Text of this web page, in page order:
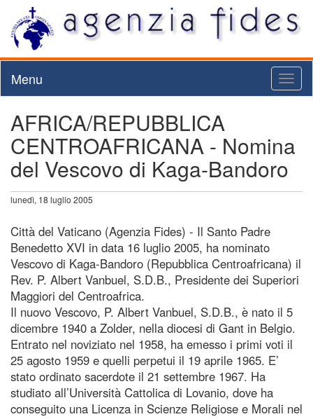
Menu
AFRICA/REPUBBLICA
CENTROAFRICANA - Nomina
del Vescovo di Kaga-Bandoro
lunedì, 18 luglio 2005
Città del Vaticano (Agenzia Fides) - Il Santo Padre
Benedetto XVI in data 16 luglio 2005, ha nominato
Vescovo di Kaga-Bandoro (Repubblica Centroafricana) il
Rev. P. Albert Vanbuel, S.D.B., Presidente dei Superiori
Maggiori del Centroafrica.
Il nuovo Vescovo, P. Albert Vanbuel, S.D.B., è nato il 5
dicembre 1940 a Zolder, nella diocesi di Gant in Belgio.
Entrato nel noviziato nel 1958, ha emesso i primi voti il
25 agosto 1959 e quelli perpetui il 19 aprile 1965. E’
stato ordinato sacerdote il 21 settembre 1967. Ha
studiato all’Università Cattolica di Lovanio, dove ha
conseguito una Licenza in Scienze Religiose e Morali nel